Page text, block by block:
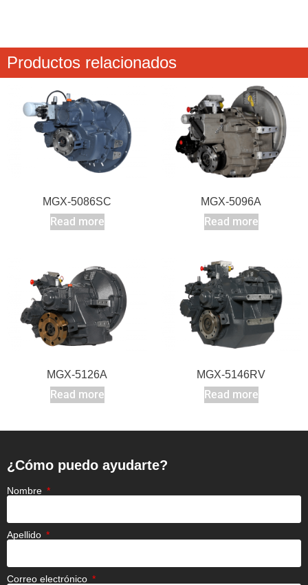
Productos relacionados
MGX-5086SC
Read more
MGX-5096A
Read more
MGX-5126A
Read more
MGX-5146RV
Read more
¿Cómo puedo ayudarte?
Nombre
Apellido
Correo electrónico